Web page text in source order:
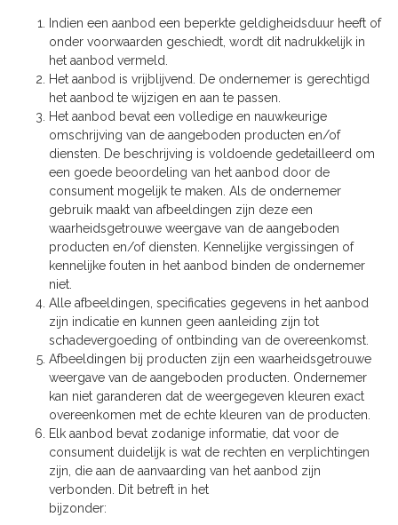
Indien een aanbod een beperkte geldigheidsduur heeft of
onder voorwaarden geschiedt, wordt dit nadrukkelijk in
het aanbod vermeld.
Het aanbod is vrijblijvend. De ondernemer is gerechtigd
het aanbod te wijzigen en aan te passen.
Het aanbod bevat een volledige en nauwkeurige
omschrijving van de aangeboden producten en/of
diensten. De beschrijving is voldoende gedetailleerd om
een goede beoordeling van het aanbod door de
consument mogelijk te maken. Als de ondernemer
gebruik maakt van afbeeldingen zijn deze een
waarheidsgetrouwe weergave van de aangeboden
producten en/of diensten. Kennelijke vergissingen of
kennelijke fouten in het aanbod binden de ondernemer
niet.
Alle afbeeldingen, specificaties gegevens in het aanbod
zijn indicatie en kunnen geen aanleiding zijn tot
schadevergoeding of ontbinding van de overeenkomst.
Afbeeldingen bij producten zijn een waarheidsgetrouwe
weergave van de aangeboden producten. Ondernemer
kan niet garanderen dat de weergegeven kleuren exact
overeenkomen met de echte kleuren van de producten.
Elk aanbod bevat zodanige informatie, dat voor de
consument duidelijk is wat de rechten en verplichtingen
zijn, die aan de aanvaarding van het aanbod zijn
verbonden. Dit betreft in het
bijzonder: